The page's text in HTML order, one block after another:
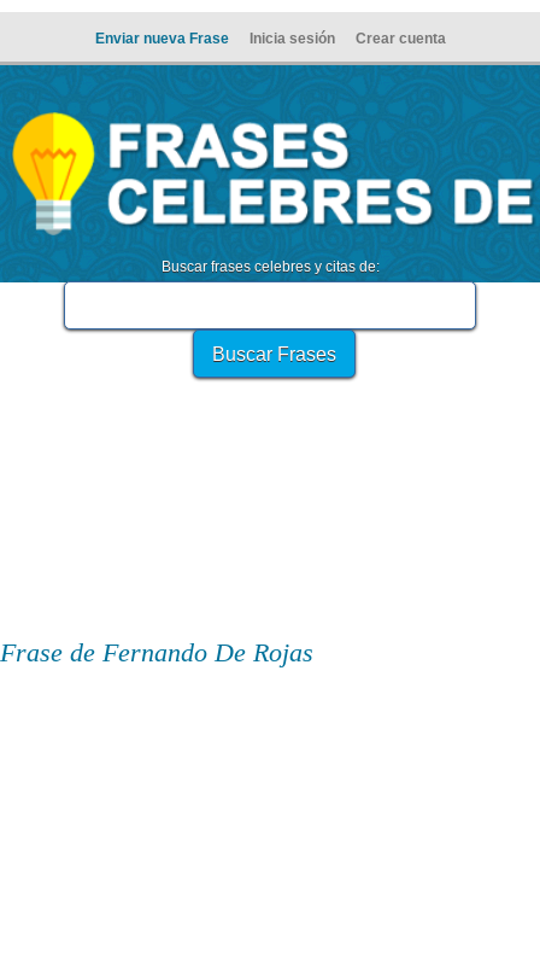
Enviar nueva Frase Inicia sesión Crear cuenta
Buscar frases celebres y citas de:
Frase de Fernando De Rojas